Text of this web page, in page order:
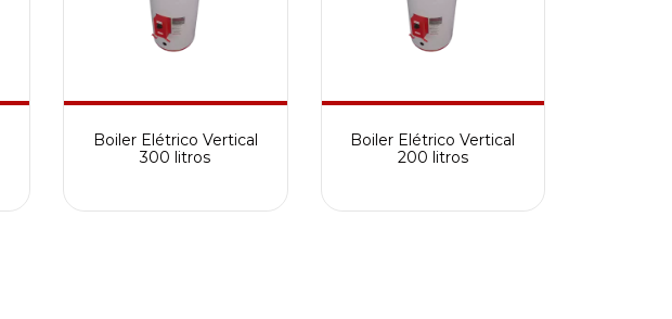
Boiler Elétrico Vertical
300 litros
Boiler Elétrico Vertical
200 litros